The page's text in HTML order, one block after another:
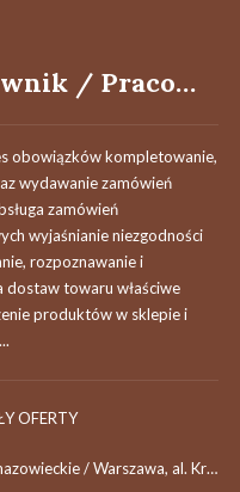
Pracownik / Pracowniczka Magazynu (Sektor Logistyki)
obowiązków kompletowanie,
wydawanie zamówień
zamówień
wyjaśnianie niezgodności
rozpoznawanie i
dostaw towaru właściwe
produktów w sklepie i
OFERTY
mazowieckie / Warszawa, al. Krakowska 75